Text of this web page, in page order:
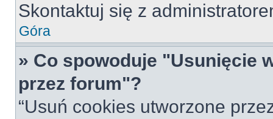
Skontaktuj się z
Góra
» Co spowoduje "Usunięcie
przez forum"?
“Usuń cookies utworzone